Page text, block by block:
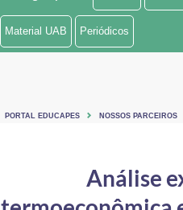
Ministério de Minas e Energia
Controladoria-Geral da União
Material UAB Periódicos
PORTAL EDUCAPES NOSSOS PARCEIROS
Análise